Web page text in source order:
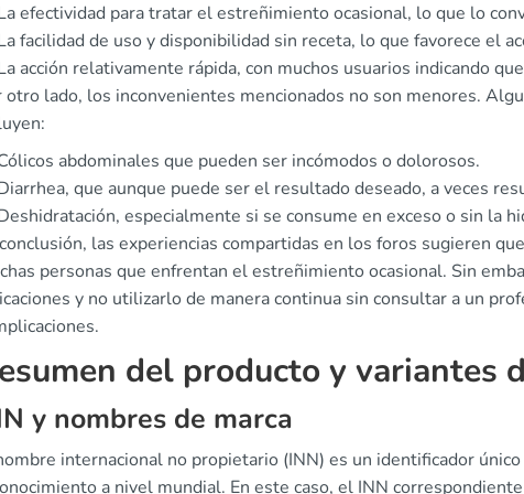
efectividad para tratar el estreñimiento ocasional, lo que lo
facilidad de uso y disponibilidad sin receta, lo que favorece el
acción relativamente rápida, con muchos usuarios indicando
otro lado, los inconvenientes mencionados no son menores.
abdominales que pueden ser incómodos o dolorosos.
que aunque puede ser el resultado deseado, a veces
especialmente si se consume en exceso o sin la
las experiencias compartidas en los foros sugieren
personas que enfrentan el estreñimiento ocasional. Sin
y no utilizarlo de manera continua sin consultar a un
del producto y variantes
y nombres de marca
internacional no propietario (INN) es un identificador
a nivel mundial. En este caso, el INN